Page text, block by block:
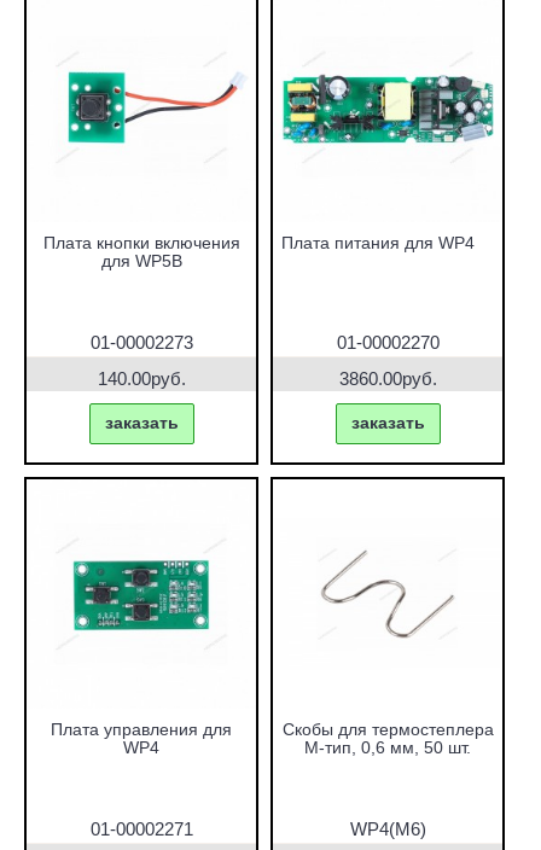
Плата кнопки включения
для WP5B
01-00002273
140.00руб.
заказать
Плата питания для WP4
01-00002270
3860.00руб.
заказать
Плата управления для
WP4
01-00002271
Скобы для термостеплера
M-тип, 0,6 мм, 50 шт.
WP4(M6)